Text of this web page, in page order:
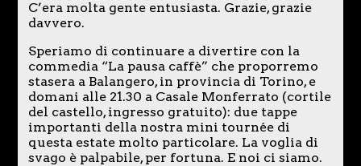
C’era molta gente entusiasta. Grazie, grazie
davvero.
Speriamo di continuare a divertire con la
commedia “La pausa caffè” che proporremo
stasera a Balangero, in provincia di Torino, e
domani alle 21.30 a Casale Monferrato (cortile
del castello, ingresso gratuito): due tappe
importanti della nostra mini tournée di
questa estate molto particolare. La voglia di
svago è palpabile, per fortuna. E noi ci siamo.